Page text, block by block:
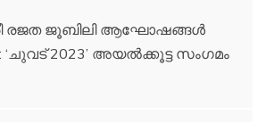
രജത ജൂബിലി ആഘോഷങ്ങള്‍
2023’ അയല്‍ക്കൂട്ട സംഗമം